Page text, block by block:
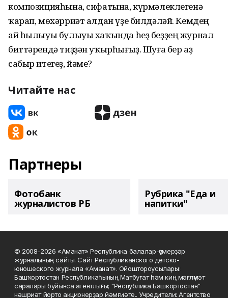
композицияһына, сифатына, күрмәлеклегенә
ҡарап, мөхәрриәт алдан үҙе билдәләй. Кемдең
ай һылыуы булыуы хаҡында һеҙ беҙҙең журнал
биттәрендә тиҙҙән уҡырһығыҙ. Шуға бер аҙ
сабыр итегеҙ, йәме?
Читайте нас
Партнеры
Фотобанк
журналистов РБ
Рубрика "Еда и
напитки"
© 2008-2026 «Аманат» Республика балалар-үҫмерҙәр
журналының сайты. Сайт Республиканского детско-
юношеского журнала «Аманат». Ойоштороусылары:
Башҡортостан Республикаһының Матбуғат һәм киң мәғлүмәт
саралары буйынса агентлығы; "Республика Башкортостан"
нәшриәт йорто акционерҙар йәмғиәте.. Учредители: Агентство